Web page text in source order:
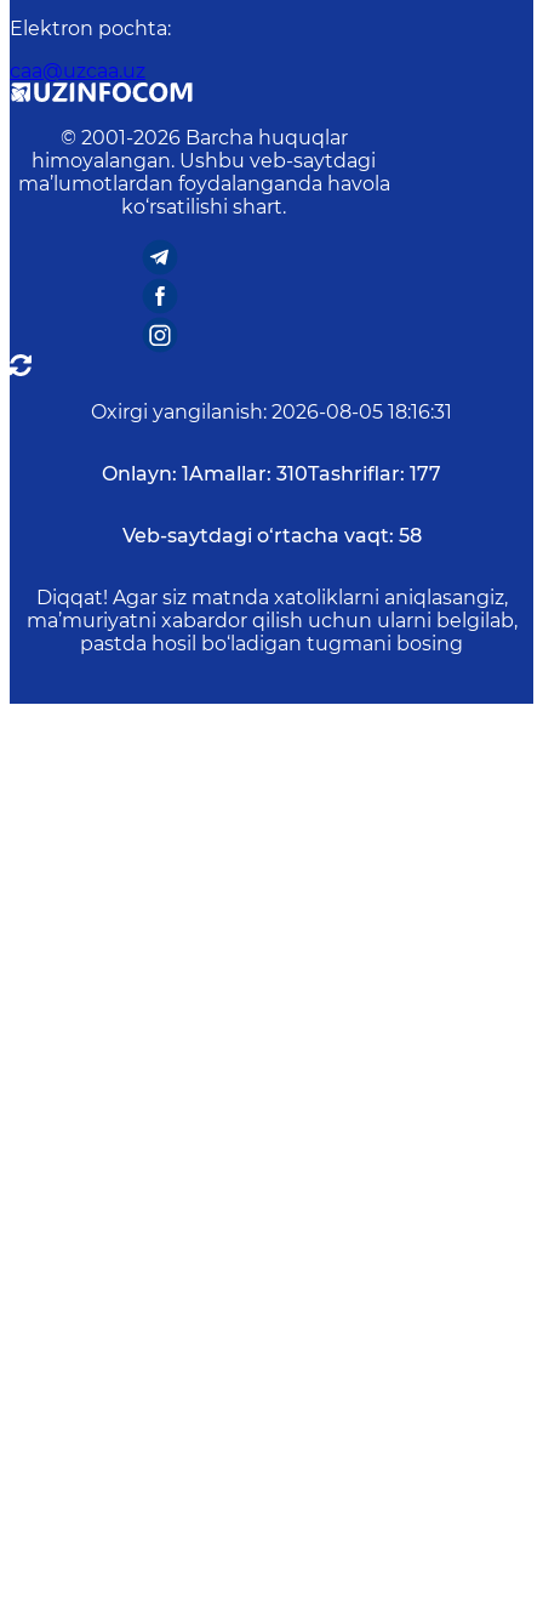
Elektron pochta:
caa@uzcaa.uz
© 2001-2026 Barcha huquqlar
himoyalangan. Ushbu veb-saytdagi
ma’lumotlardan foydalanganda havola
ko‘rsatilishi shart.
Oxirgi yangilanish: 2026-08-05 18:16:31
Onlayn: 1Amallar: 310Tashriflar: 177
Veb-saytdagi o‘rtacha vaqt: 58
Diqqat! Agar siz matnda xatoliklarni aniqlasangiz,
ma’muriyatni xabardor qilish uchun ularni belgilab,
pastda hosil bo‘ladigan tugmani bosing